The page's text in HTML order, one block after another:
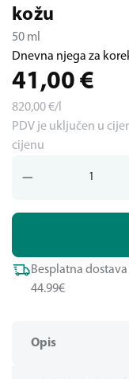
Opis
kožu
50 ml
Dnevna njega za
41,00 €
820,00€/l
PDV je uključen u
cijenu
Besplatna
44.99€